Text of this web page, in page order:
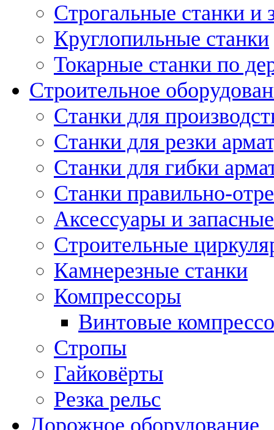
Строгальные станки и
Круглопильные станки
Токарные станки по
Строительное
Станки для
Станки для резки
Станки для гибки
Станки правильно-
Аксессуары и
Строительные
Камнерезные станки
Компрессоры
Винтовые
Стропы
Гайковёрты
Резка рельс
Дорожное оборудование